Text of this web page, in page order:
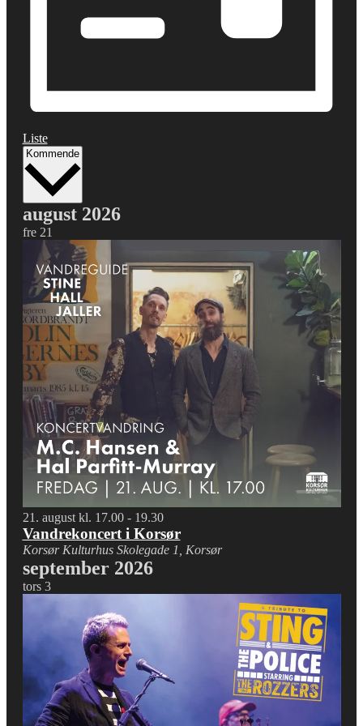
Liste
Kommende Vælg
august 2026
fre 21
21. august kl. 17.00- 19.30
Vandrekoncert i Korsør
Korsør Kulturhus Skolegade 1, Korsør
september 2026
tors 3